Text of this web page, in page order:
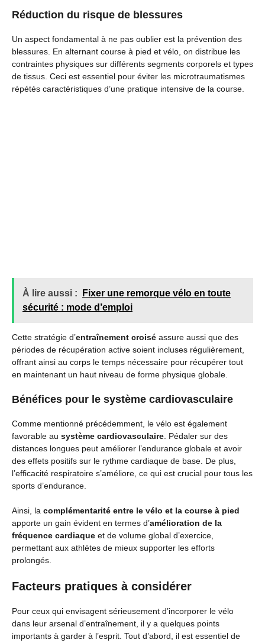
Réduction du risque de blessures
Un aspect fondamental à ne pas oublier est la prévention des
blessures. En alternant course à pied et vélo, on distribue les
contraintes physiques sur différents segments corporels et types
de tissus. Ceci est essentiel pour éviter les microtraumatismes
répétés caractéristiques d’une pratique intensive de la course.
À lire aussi :
Fixer une remorque vélo en toute
sécurité : mode d’emploi
Cette stratégie d’entraînement croisé assure aussi que des
périodes de récupération active soient incluses régulièrement,
offrant ainsi au corps le temps nécessaire pour récupérer tout
en maintenant un haut niveau de forme physique globale.
Bénéfices pour le système cardiovasculaire
Comme mentionné précédemment, le vélo est également
favorable au système cardiovasculaire . Pédaler sur des
distances longues peut améliorer l’endurance globale et avoir
des effets positifs sur le rythme cardiaque de base. De plus,
l’efficacité respiratoire s’améliore, ce qui est crucial pour tous les
sports d’endurance.
Ainsi, la complémentarité entre le vélo et la course à pied
apporte un gain évident en termes d’amélioration de la
fréquence cardiaque et de volume global d’exercice,
permettant aux athlètes de mieux supporter les efforts
prolongés.
Facteurs pratiques à considérer
Pour ceux qui envisagent sérieusement d’incorporer le vélo
dans leur arsenal d’entraînement, il y a quelques points
importants à garder à l’esprit. Tout d’abord, il est essentiel de